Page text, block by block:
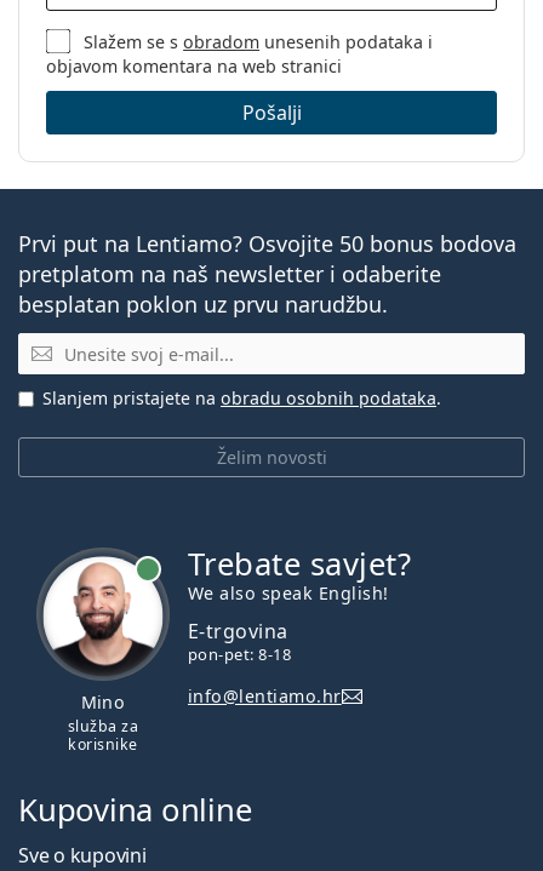
Slažem se sobradom unesenih podataka i
objavom komentara na web stranici
Pošalji
Prvi put na Lentiamo? Osvojite 50 bonus bodova
pretplatom na naš newsletter i odaberite
besplatan poklon uz prvu narudžbu.
E-mail
Želim novosti
Slanjem pristajete na obradu osobnih podataka.
Mino
služba za
korisnike
Trebate savjet?
We also speak English!
E-trgovina
pon-pet: 8-18
info@lentiamo.hr
Kupovina online
Sve o kupovini